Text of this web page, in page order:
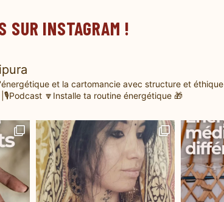
SUR INSTAGRAM !
et la cartomancie avec structure et éthique
|🎙️Podcast 🔽Installe ta routine énergétique 🎁